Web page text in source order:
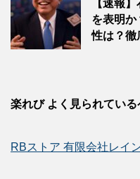
【速報
を表明か
性は？徹
楽れび よく見られている
RBストア 有限会社レイ